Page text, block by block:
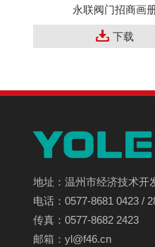
永联阀门招商画
下载
地址：温州市经济技术开
电话：0577-8681 0423 /
传真：0577-8682 2423
邮箱：yl@f46.cn